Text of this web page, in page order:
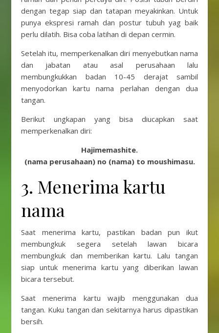
dengan tegap siap dan tatapan meyakinkan. Untuk
punya ekspresi ramah dan postur tubuh yag baik
perlu dilatih. Bisa coba latihan di depan cermin.
Setelah itu, memperkenalkan diri menyebutkan nama
dan jabatan atau asal perusahaan lalu
membungkukkan badan 10-45 derajat sambil
menyodorkan kartu nama perlahan dengan dua
tangan.
Berikut ungkapan yang bisa diucapkan saat
memperkenalkan diri:
Hajimemashite.
(nama perusahaan) no (nama) to moushimasu.
3. Menerima kartu
nama
Saat menerima kartu, pastikan badan pun ikut
membungkuk segera setelah lawan bicara
membungkuk dan memberikan kartu. Lalu tangan
siap untuk menerima kartu yang diberikan lawan
bicara tersebut.
Saat menerima kartu wajib menggunakan dua
tangan. Kuku tangan dan sekitarnya harus dipastikan
bersih.